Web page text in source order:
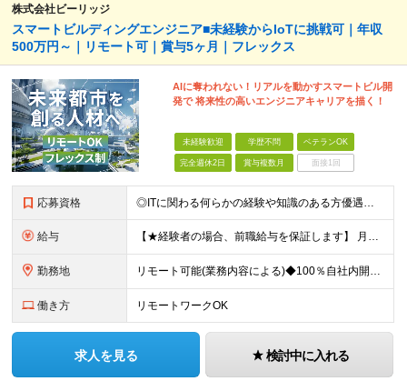
株式会社ビーリッジ
スマートビルディングエンジニア■未経験からIoTに挑戦可｜年収
500万円～｜リモート可｜賞与5ヶ月｜フレックス
AIに奪われない！リアルを動かすスマートビル開
発で 将来性の高いエンジニアキャリアを描く！
未経験歓迎 学歴不問 ベテランOK
完全週休2日 賞与複数月 面接1回
応募資格 ◎ITに関わる何らかの経験や知識のある方優遇！ ★20代～30代活躍中 ★未経験歓迎 ■学歴不問
給与 【★経験者の場合、前職給与を保証します】 月給30万円以上＋賞与年2回（※5ヶ月分支給実績あり） ※上記は最低保証額です。 ご経験やスキルに応じて当社規定内で決定します ※試用期間3ヶ月間あり・労
勤務地 リモート可能(業務内容による)◆100％自社内開発 所在地：神奈川県横浜市港北区新横浜3-8-11 メットライフ新横浜ビル10F (変更の範囲)上記を除く当社関連勤務地 ※機器の導入立会いのため出
働き方 リモートワークOK
求人を見る 検討中に入れる